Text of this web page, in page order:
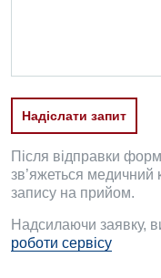
Дитяча
Дитяча неврологія
Дитяча ортопедія і
Дитяча
Надіслати запит
Після відправки
зв’яжеться медичний
запису на прийом.
Надсилаючи заявку,
роботи сервісу